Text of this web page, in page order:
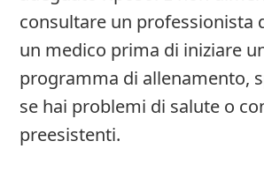
consultare un professionista
un medico prima di iniziare
programma di allenamento,
se hai problemi di salute o
preesistenti.